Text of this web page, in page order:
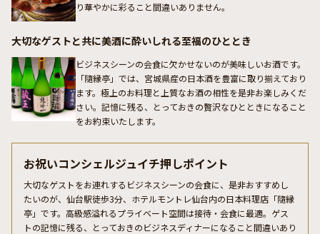
り華やかに彩ること間違いありません。
大切なゲストと共に美酒に酔いしれる至福のひととき
ビジネスシーンの会食に欠かせないのが美味しいお酒です。
「隨縁亭」では、宮城県産の日本酒を豊富に取り揃えており
ます。極上のお料理と上質なお酒の相性を是非お楽しみくだ
さい。記憶に残る、とっておきの贅沢なひとときになること
をお約束いたします。
お祝いコンシェルジュイチ押しポイント
大切なゲストをお連れするビジネスシーンの会食に、是非おすすめし
たいのが、仙台駅徒歩3分、ホテルモントレ仙台内の日本料理店「隨縁
亭」です。高級感溢れるプライベート空間は接待・会食に最適。ゲス
トの記憶に残る、とっておきのビジネスディナーになること間違いあり